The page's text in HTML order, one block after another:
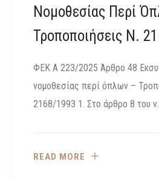
Νομοθεσίας Περί
Τροποποιήσεις Ν.
ΦΕΚ Α 223/2025 Άρθρο 48
νομοθεσίας περί όπλων –
2168/1993 1. Στο άρθρο 8 του
READ MORE